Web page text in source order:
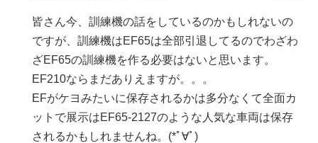
皆さん今、訓練機の話をしているのかもしれないの
ですが、訓練機はEF65は全部引退してるのでわざわ
ざEF65の訓練機を作る必要はないと思います。
EF210ならまだありえますが。。。
EFがケヨみたいに保存されるかは多分なくて全面カ
ットで展示はEF65-2127のような人気な車両は保存
されるかもしれませんね。(*ﾟ∀ﾟ)